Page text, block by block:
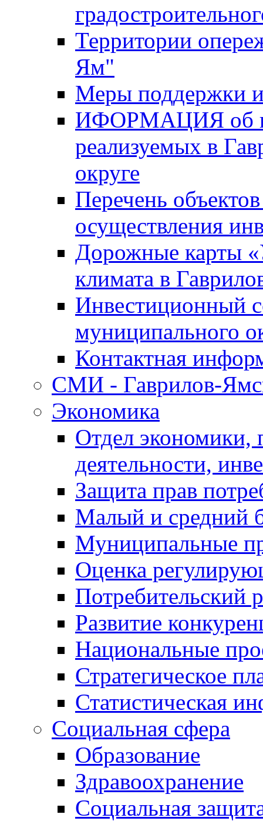
Территории
Ям"
Меры поддержки
ИФОРМАЦИЯ об
реализуемых в
округе
Перечень
осуществления
Дорожные карты
климата в
Инвестиционный
муниципального
Контактная
СМИ - Гаврилов-
Экономика
Отдел экономики,
деятельности,
Защита прав
Малый и средний
Муниципальные
Оценка
Потребительский
Развитие
Национальные
Стратегическое
Статистическая
Социальная сфера
Образование
Здравоохранение
Социальная